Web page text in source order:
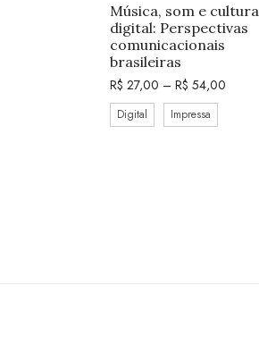
Música, som e cultura
digital: Perspectivas
comunicacionais
brasileiras
R$ 27,00 – R$ 54,00
Digital Impressa